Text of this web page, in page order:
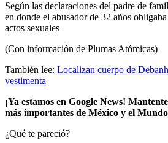
Según las declaraciones del padre de
en donde el abusador de 32 años
actos sexuales
(Con información de Plumas Atómicas)
También lee: Localizan cuerpo de
vestimenta
¡Ya estamos en Google News!
más importantes de México y el
¿Qué te pareció?